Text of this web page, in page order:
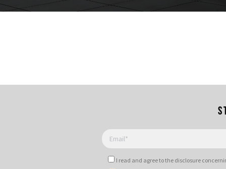
I read and agree tothe disclosure